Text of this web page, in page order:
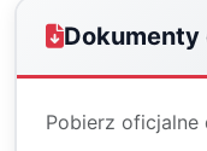
Dokumenty
Pobierz oficjalne